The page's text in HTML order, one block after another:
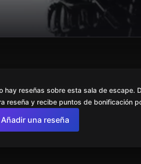
hay reseñas sobre esta sala de escape.
reseña y recibe puntos de bonificación
Añadir una reseña